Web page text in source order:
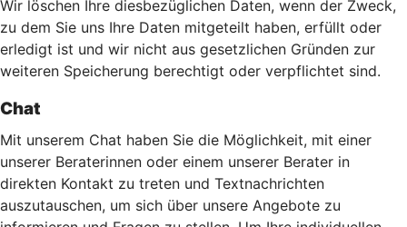
Wir löschen Ihre diesbezüglichen Daten, wenn der Zweck,
zu dem Sie uns Ihre Daten mitgeteilt haben, erfüllt oder
erledigt ist und wir nicht aus gesetzlichen Gründen zur
weiteren Speicherung berechtigt oder verpflichtet sind.
Chat
Mit unserem Chat haben Sie die Möglichkeit, mit einer
unserer Beraterinnen oder einem unserer Berater in
direkten Kontakt zu treten und Textnachrichten
auszutauschen, um sich über unsere Angebote zu